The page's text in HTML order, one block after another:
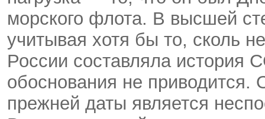
морского флота. В высшей
учитывая хотя бы то, сколь
России составляла история
обоснования не приводится.
прежней даты является